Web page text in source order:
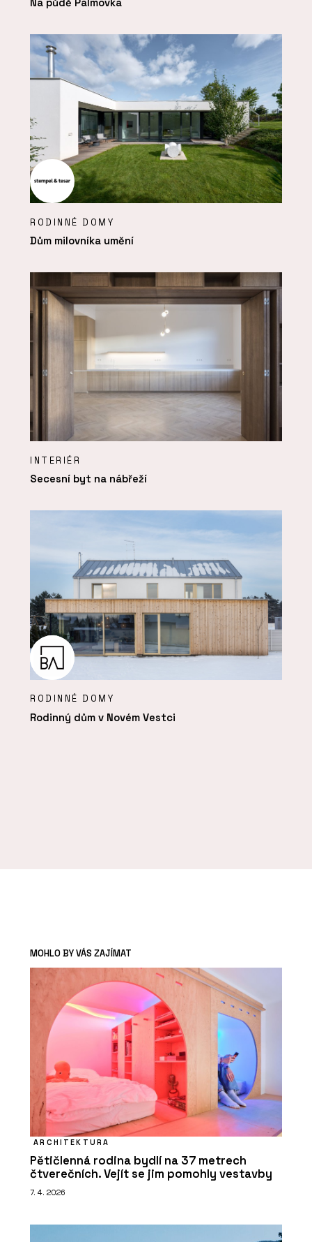
RODINNÉ DOMY
Dům milovníka umění
INTERIÉR
Secesní byt na nábřeží
RODINNÉ DOMY
Rodinný dům v Novém Vestci
MOHLO BY VÁS ZAJÍMAT
ARCHITEKTURA
Pětičlenná rodina bydlí na 37 metrech
čtverečních. Vejít se jim pomohly vestavby
7. 4. 2026